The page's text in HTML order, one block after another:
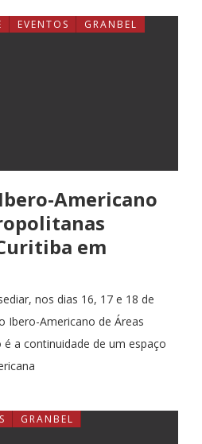
EVENTOS GRANBEL
Americano
em
nos dias 16, 17 e 18 de
Ibero-Americano de Áreas
a continuidade de um espaço
GRANBEL